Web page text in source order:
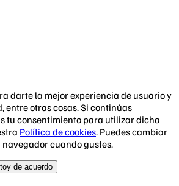
darte la mejor experiencia de usuario y
entre otras cosas. Si continúas
tu consentimiento para utilizar dicha
Política de cookies. Puedes cambiar
cuando gustes.
de acuerdo